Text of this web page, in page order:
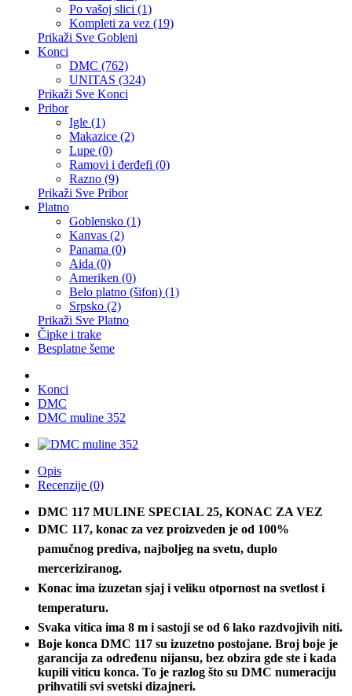
Po vašoj slici (1)
Kompleti za vez (19)
Prikaži Sve Gobleni
Konci
DMC (762)
UNITAS (324)
Prikaži Sve Konci
Pribor
Igle (1)
Makazice (2)
Lupe (0)
Ramovi i đerđefi (0)
Razno (9)
Prikaži Sve Pribor
Platno
Goblensko (1)
Kanvas (2)
Panama (0)
Aida (0)
Ameriken (0)
Belo platno (šifon) (1)
Srpsko (2)
Prikaži Sve Platno
Čipke i trake
Besplatne šeme
Konci
DMC
DMC muline 352
Opis
Recenzije (0)
DMC 117 MULINE SPECIAL 25, KONAC ZA VEZ
DMC 117, konac za vez proizveden je od 100%
pamučnog prediva, najboljeg na svetu, duplo
merceriziranog.
Konac ima izuzetan sjaj i veliku otpornost na svetlost i
temperaturu.
Svaka vitica ima 8 m i sastoji se od 6 lako razdvojivih niti.
Boje konca DMC 117 su izuzetno postojane. Broj boje je
garancija za određenu nijansu, bez obzira gde ste i kada
kupili viticu konca. To je razlog što su DMC numeraciju
prihvatili svi svetski dizajneri.